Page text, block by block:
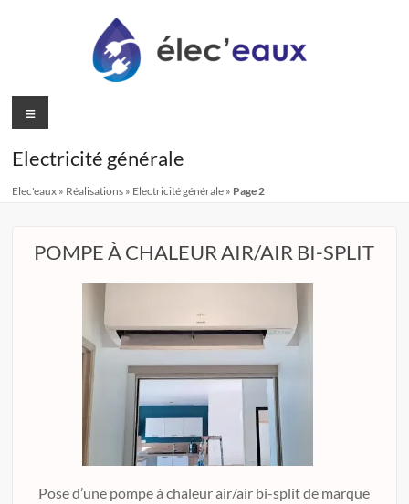
Elec'eaux
–
Angoulême
Menu
Electricité générale
Elec'eaux » Réalisations » Electricité générale » Page 2
POMPE À CHALEUR AIR/AIR BI-SPLIT
Pose d’une pompe à chaleur air/air bi-split de marque